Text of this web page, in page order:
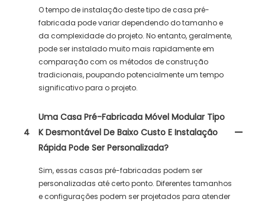
O tempo de instalação deste tipo de casa pré-
fabricada pode variar dependendo do tamanho e
da complexidade do projeto. No entanto, geralmente,
pode ser instalado muito mais rapidamente em
comparação com os métodos de construção
tradicionais, poupando potencialmente um tempo
significativo para o projeto.
4
Uma Casa Pré-Fabricada Móvel Modular Tipo
K Desmontável De Baixo Custo E Instalação
Rápida Pode Ser Personalizada?
Sim, essas casas pré-fabricadas podem ser
personalizadas até certo ponto. Diferentes tamanhos
e configurações podem ser projetados para atender